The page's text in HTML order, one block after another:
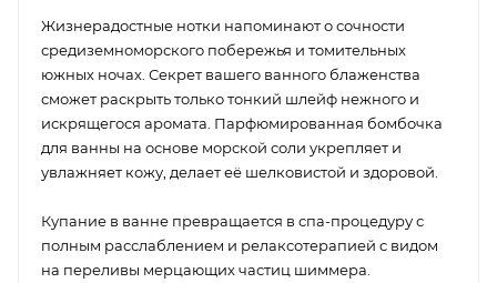
Жизнерадостные нотки напоминают о сочности
средиземноморского побережья и томительных
южных ночах. Секрет вашего ванного блаженства
сможет раскрыть только тонкий шлейф нежного и
искрящегося аромата. Парфюмированная бомбочка
для ванны на основе морской соли укрепляет и
увлажняет кожу, делает её шелковистой и здоровой.
Купание в ванне превращается в спа-процедуру с
полным расслаблением и релаксотерапией с видом
на переливы мерцающих частиц шиммера.